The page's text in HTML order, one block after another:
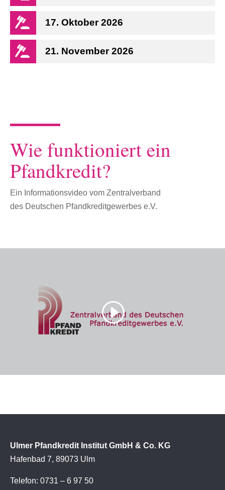
17. Oktober 2026
21. November 2026
Wie funktioniert ein
Pfandkredit?
Ein Informationsvideo vom Zentralverband
des Deutschen Pfandkreditgewerbes e.V.
Ulmer Pfandkredit Institut GmbH & Co. KG
Hafenbad 7, 89073 Ulm
Telefon: 0731 – 6 97 50